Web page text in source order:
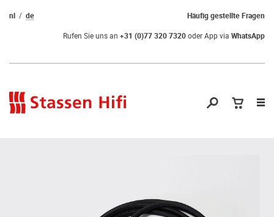
Häufig gestellte Fragen
nl de
Rufen Sie uns an +31 (0)77 320 7320oder App via WhatsApp